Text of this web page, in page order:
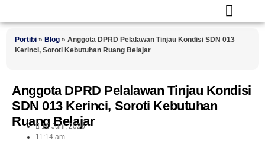
Portibi » Blog » Anggota DPRD Pelalawan Tinjau Kondisi SDN 013
Kerinci, Soroti Kebutuhan Ruang Belajar
Anggota DPRD Pelalawan Tinjau Kondisi
SDN 013 Kerinci, Soroti Kebutuhan
Ruang Belajar
10 Juni, 2026
11:14 am